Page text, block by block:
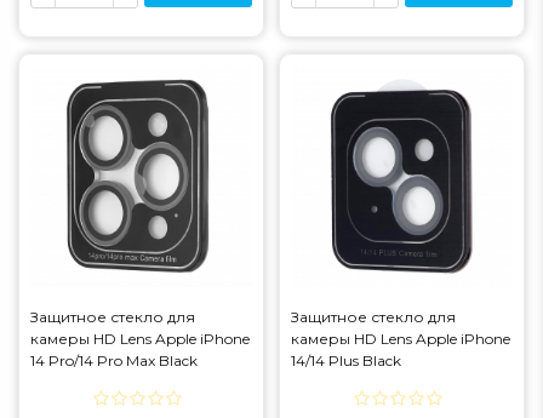
Защитное стекло для
камеры HD Lens Apple iPhone
14 Pro/14 Pro Max Black
Защитное стекло для
камеры HD Lens Apple iPhone
14/14 Plus Black